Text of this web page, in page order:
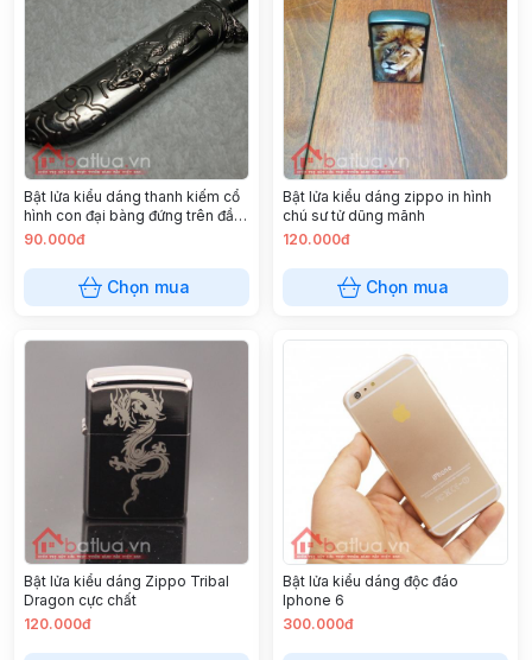
Bật lửa kiểu dáng thanh kiếm cổ
hình con đại bàng đứng trên đầu
trâu ( lửa khò)
90.000đ
Chọn mua
Bật lửa kiểu dáng zippo in hình
chú sư tử dũng mãnh
120.000đ
Chọn mua
Bật lửa kiểu dáng Zippo Tribal
Dragon cực chất
120.000đ
Bật lửa kiểu dáng độc đáo
Iphone 6
300.000đ